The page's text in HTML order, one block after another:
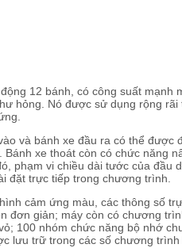
12 bánh, có công suất
hỏng. Nó được sử dụng rộng
và bánh xe đầu ra có thể
Bánh xe thoát còn có chức năng
phạm vi chiều dài tước của đầu
đặt trực tiếp trong chương trình.
cảm ứng màu, các thông số
đơn giản; máy còn có chương
100 nhóm chức năng bộ nhớ
lưu trữ trong các số chương trình